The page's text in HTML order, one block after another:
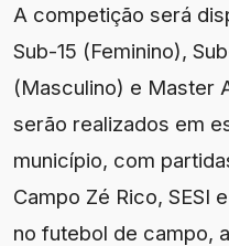
A competição será
Sub-15 (Feminino),
(Masculino) e Master
serão realizados em
município, com
Campo Zé Rico, SESI
no futebol de campo,